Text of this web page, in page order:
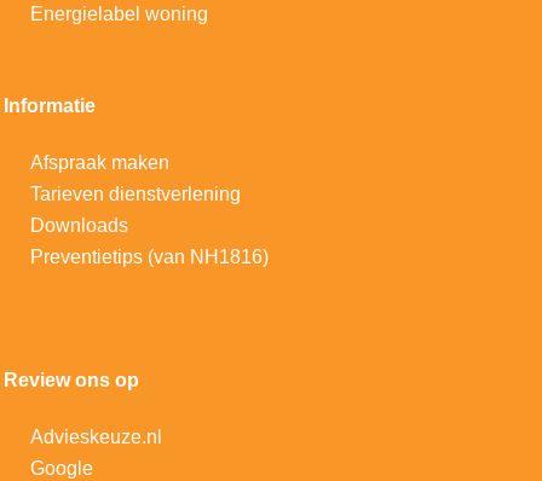
Energielabel woning
Informatie
Afspraak maken
Tarieven dienstverlening
Downloads
Preventietips (van NH1816)
Review ons op
Advieskeuze.nl
Google